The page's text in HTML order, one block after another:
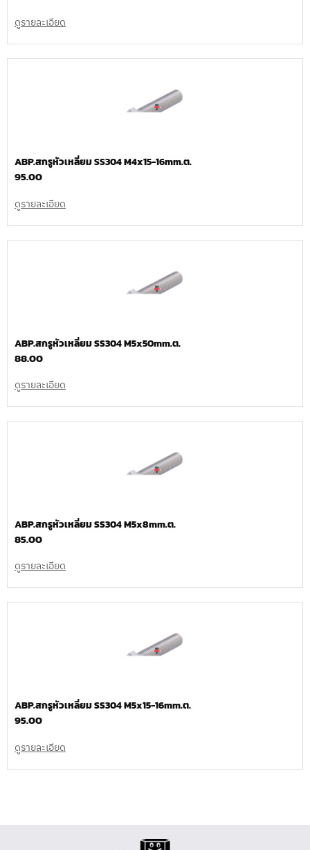
ดูรายละเอียด
ABP.สกรูหัวเหลี่ยม SS304 M4x15-16mm.ต.
95.00
ดูรายละเอียด
ABP.สกรูหัวเหลี่ยม SS304 M5x50mm.ต.
88.00
ดูรายละเอียด
ABP.สกรูหัวเหลี่ยม SS304 M5x8mm.ต.
85.00
ดูรายละเอียด
ABP.สกรูหัวเหลี่ยม SS304 M5x15-16mm.ต.
95.00
ดูรายละเอียด